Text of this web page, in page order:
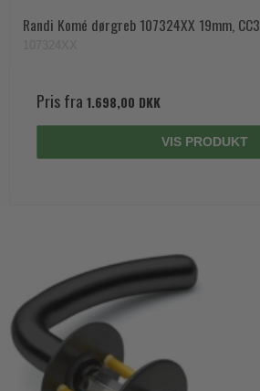
Randi Komé dørgreb 107324XX 19mm,
Pris fra 1.698,00 DKK
VIS PRODUKT